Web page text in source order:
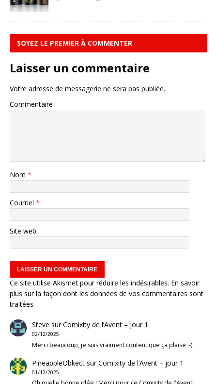
SOYEZ LE PREMIER À COMMENTER
Laisser un commentaire
Votre adresse de messagerie ne sera pas publiée.
Commentaire
Nom *
Courriel *
Site web
Ce site utilise Akismet pour réduire les indésirables. En savoir
plus sur la façon dont les données de vos commentaires sont
traitées.
Steve surComixity de l’Avent – jour 1
02/12/2025
Merci beaucoup, je suis vraiment content que ça plaise :-)
PineappleObkectsurComixity de l’Avent – jour 1
01/12/2025